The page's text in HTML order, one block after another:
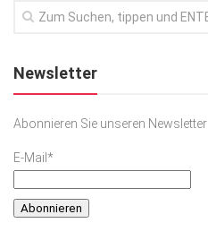
Newsletter
Abonnieren Sie unseren Newsletter
E-Mail*